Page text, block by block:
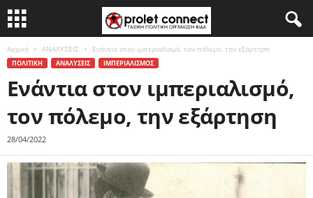
Αρχική ΑΝΑΛΥΣΕΙΣ Ενάντια στον ιμπεριαλισμό, τον πόλεμο, την εξάρτηση
ΠΟΛΙΤΙΚΗ ΑΝΑΛΥΣΕΙΣ ΙΜΠΕΡΙΑΛΙΣΜΟΣ
Ενάντια στον ιμπεριαλισμό,
τον πόλεμο, την εξάρτηση
28/04/2022